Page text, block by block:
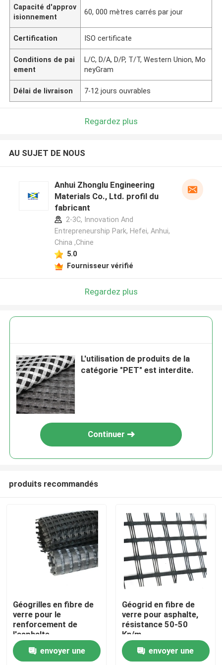
Aperçu
Produits
Vidéos
Capacité d'approv
isionnement
60, 000 mètres carrés par jour
Certification ISO certificate
Conditions de pai
ement
L/C, D/A, D/P, T/T, Western Union, Mo
neyGram
Délai de livraison 7-12 jours ouvrables
Regardez plus
AU SUJET DE NOUS
Anhui Zhonglu Engineering
Materials Co., Ltd. profil du
fabricant
2-3C, Innovation And
Entrepreneurship Park, Hefei, Anhui,
China ,Chine
5.0
Fournisseur vérifié
Regardez plus
L'utilisation de produits de la
catégorie "PET" est interdite.
Continuer
produits recommandés
Géogrilles en fibre de
verre pour le
renforcement de
l'asphalte
envoyer une
Géogrid en fibre de
verre pour asphalte,
résistance 50-50
Kn/m
envoyer une